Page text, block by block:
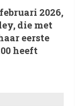
2026,
die met
eerste
heeft